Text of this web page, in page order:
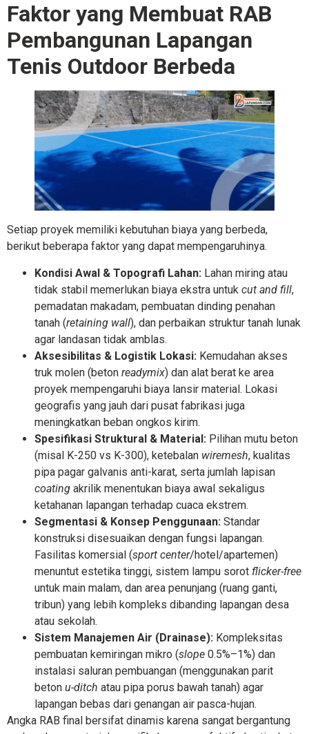
Faktor yang Membuat RAB
Pembangunan Lapangan
Tenis Outdoor Berbeda
Setiap proyek memiliki kebutuhan biaya yang berbeda,
berikut beberapa faktor yang dapat mempengaruhinya.
Kondisi Awal & Topografi Lahan: Lahan miring atau
tidak stabil memerlukan biaya ekstra untuk cut and fill,
pemadatan makadam, pembuatan dinding penahan
tanah (retaining wall), dan perbaikan struktur tanah lunak
agar landasan tidak amblas.
Aksesibilitas & Logistik Lokasi: Kemudahan akses
truk molen (beton readymix) dan alat berat ke area
proyek mempengaruhi biaya lansir material. Lokasi
geografis yang jauh dari pusat fabrikasi juga
meningkatkan beban ongkos kirim.
Spesifikasi Struktural & Material: Pilihan mutu beton
(misal K-250 vs K-300), ketebalan wiremesh, kualitas
pipa pagar galvanis anti-karat, serta jumlah lapisan
coating akrilik menentukan biaya awal sekaligus
ketahanan lapangan terhadap cuaca ekstrem.
Segmentasi & Konsep Penggunaan: Standar
konstruksi disesuaikan dengan fungsi lapangan.
Fasilitas komersial (sport center/hotel/apartemen)
menuntut estetika tinggi, sistem lampu sorot flicker-free
untuk main malam, dan area penunjang (ruang ganti,
tribun) yang lebih kompleks dibanding lapangan desa
atau sekolah.
Sistem Manajemen Air (Drainase): Kompleksitas
pembuatan kemiringan mikro (slope 0.5%–1%) dan
instalasi saluran pembuangan (menggunakan parit
beton u-ditch atau pipa porus bawah tanah) agar
lapangan bebas dari genangan air pasca-hujan.
Angka RAB final bersifat dinamis karena sangat bergantung